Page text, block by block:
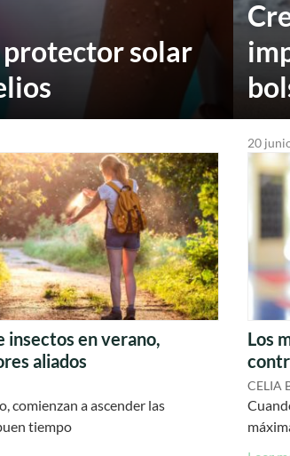
protector solar
insectos en verano,
aliados
comienzan a ascender las
tiempo
20
Los
CELIA